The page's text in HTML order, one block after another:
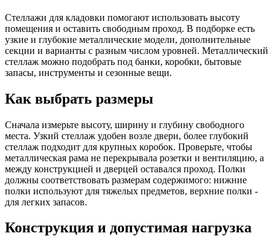
Стеллажи для кладовки помогают использовать высоту
помещения и оставить свободным проход. В подборке есть
узкие и глубокие металлические модели, дополнительные
секции и варианты с разным числом уровней. Металлический
стеллаж можно подобрать под банки, коробки, бытовые
запасы, инструменты и сезонные вещи.
Как выбрать размеры
Сначала измерьте высоту, ширину и глубину свободного
места. Узкий стеллаж удобен возле двери, более глубокий
стеллаж подходит для крупных коробок. Проверьте, чтобы
металлическая рама не перекрывала розетки и вентиляцию, а
между конструкцией и дверцей оставался проход. Полки
должны соответствовать размерам содержимого: нижние
полки используют для тяжелых предметов, верхние полки -
для легких запасов.
Конструкция и допустимая нагрузка